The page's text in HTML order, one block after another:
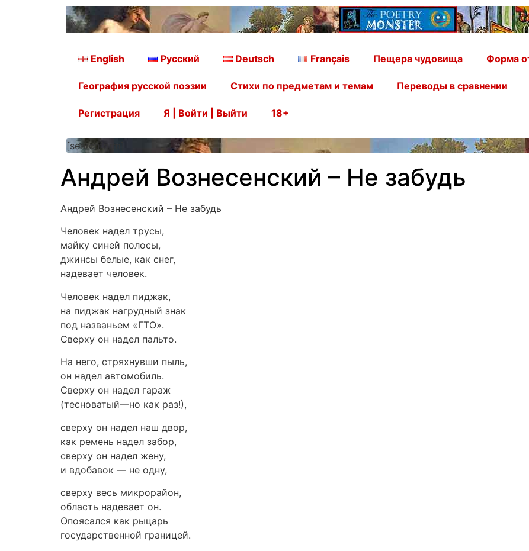
English Русский Deutsch Français Пещера чудовища Форма
География русской поэзии Стихи по предметам и темам Переводы в сравнении
Регистрация Я | Войти | Выйти 18+
[searchform]
Андрей Вознесенский – Не забудь
Андрей Вознесенский – Не забудь
Человек надел трусы,
майку синей полосы,
джинсы белые, как снег,
надевает человек.
Человек надел пиджак,
на пиджак нагрудный знак
под названьем «ГТО».
Сверху он надел пальто.
На него, стряхнувши пыль,
он надел автомобиль.
Сверху он надел гараж
(тесноватый—но как раз!),
сверху он надел наш двор,
как ремень надел забор,
сверху он надел жену,
и вдобавок — не одну,
сверху весь микрорайон,
область надевает он.
Опоясался как рыцарь
государственной границей.